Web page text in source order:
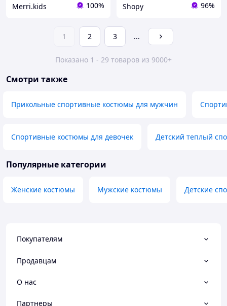
Merri.kids 100% Shopy 96%
1 2 3 ...
Показано 1 - 29 товаров из 9000+
Смотри также
Прикольные спортивные костюмы для мужчин
Спортивные костюмы для девочек Детский теплый
Популярные категории
Женские костюмы Мужские костюмы Детские
Покупателям
Продавцам
О нас
Партнеры